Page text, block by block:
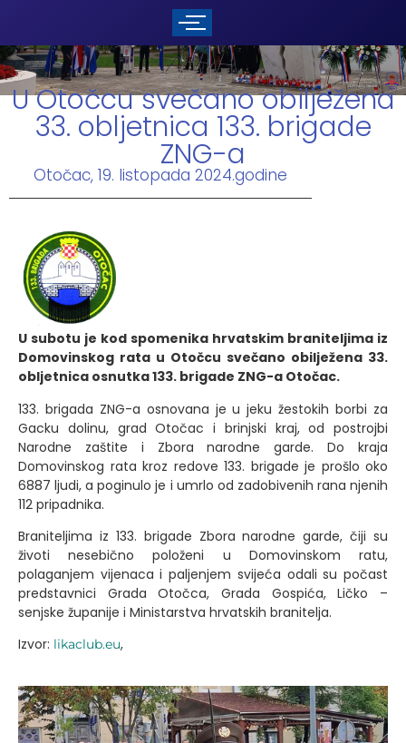
U Otočcu svečano obilježena
33. obljetnica 133. brigade
ZNG-a
Otočac, 19. listopada 2024.godine
U subotu je kod spomenika hrvatskim braniteljima iz
Domovinskog rata u Otočcu svečano obilježena 33.
obljetnica osnutka 133. brigade ZNG-a Otočac.
133. brigada ZNG-a osnovana je u jeku žestokih borbi za
Gacku dolinu, grad Otočac i brinjski kraj, od postrojbi
Narodne zaštite i Zbora narodne garde. Do kraja
Domovinskog rata kroz redove 133. brigade je prošlo oko
6887 ljudi, a poginulo je i umrlo od zadobivenih rana njenih
112 pripadnika.
Braniteljima iz 133. brigade Zbora narodne garde, čiji su
životi nesebično položeni u Domovinskom ratu,
polaganjem vijenaca i paljenjem svijeća odali su počast
predstavnici Grada Otočca, Grada Gospića, Ličko –
senjske županije i Ministarstva hrvatskih branitelja.
Izvor: likaclub.eu,